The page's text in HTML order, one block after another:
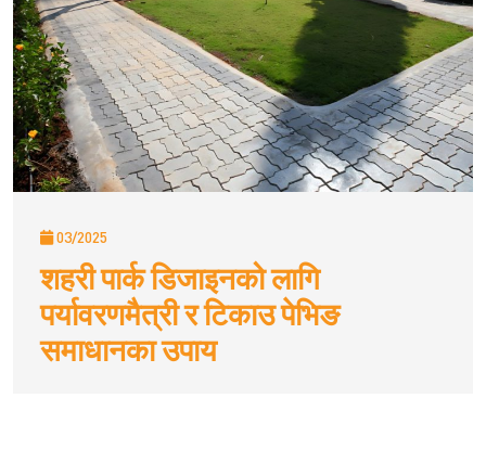
03/2025
शहरी पार्क डिजाइनको लागि
पर्यावरणमैत्री र टिकाउ पेभिङ
समाधानका उपाय